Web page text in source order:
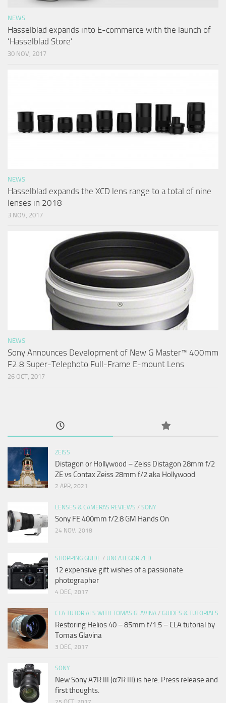
NEWS
Hasselblad expands into E-commerce with the launch of
‘Hasselblad Store’
30 NOV, 2017
NEWS
Hasselblad expands the XCD lens range to a total of nine
lenses in 2018
3 NOV, 2017
NEWS
Sony Announces Development of New G Master™ 400mm
F2.8 Super-Telephoto Full-Frame E-mount Lens
26 OCT, 2017
ZEISS
Distagon or Hollywood – Zeiss Distagon 28mm f/2
ZE vs Contax Zeiss 28mm f/2 aka Hollywood
2 APR, 2021
LENSES & CAMERAS REVIEWS / SONY
Sony FE 400mm f/2.8 GM Hands On
24 NOV, 2018
SHOPPING GUIDE / UNCATEGORIZED
12 expensive gift wishes of a passionate
photographer
4 DEC, 2017
CLA TUTORIALS WITH TOMAS GLAVINA / GUIDES & TUTORIALS
Restoring Helios 40 – 85mm f/1.5 – CLA tutorial by
Tomas Glavina
3 DEC, 2017
SONY
New Sony A7R III (α7R III) is here. Press release and
first thoughts.